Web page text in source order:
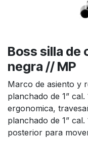
Boss silla de
negra // MP
Marco de asiento y
planchado de 1”
ergonomica,
planchado de 1”
posterior para